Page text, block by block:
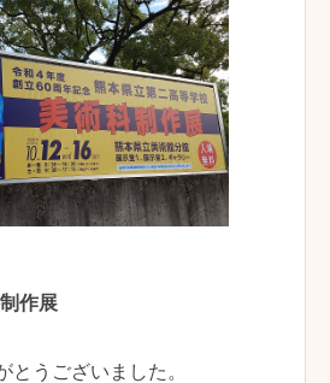
作展
とうございました。